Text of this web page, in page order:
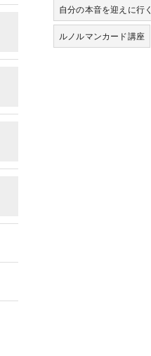
自分の本音を迎えに行く
ルノルマンカード講座